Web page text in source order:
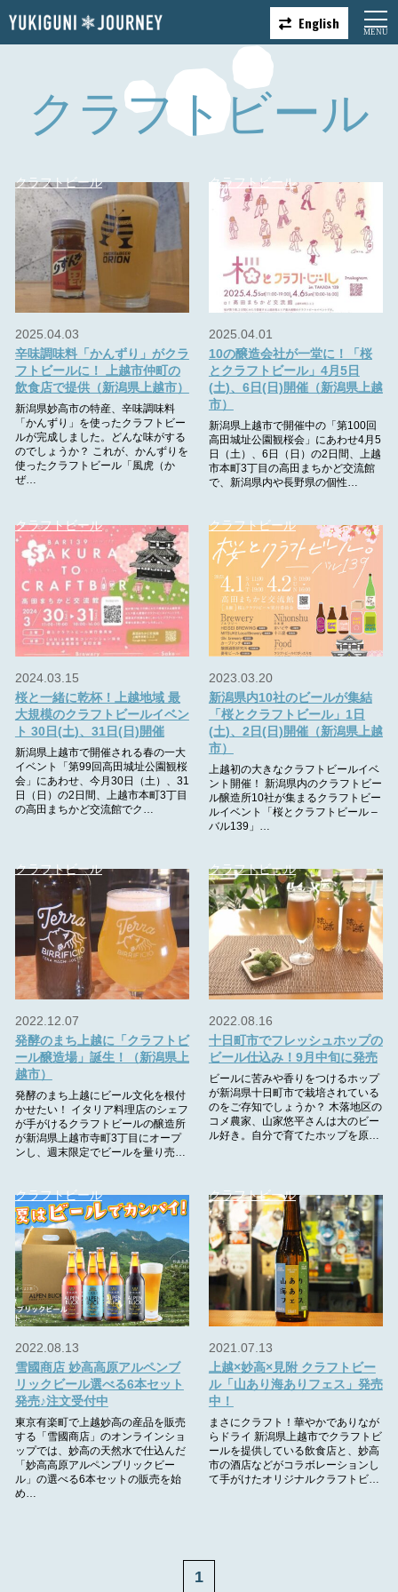
English
クラフトビール
クラフトビール
2025.04.03
辛味調味料「かんずり」がクラ
フトビールに！ 上越市仲町の
飲食店で提供（新潟県上越市）
新潟県妙高市の特産、辛味調味料
「かんずり」を使ったクラフトビー
ルが完成しました。どんな味がする
のでしょうか？ これが、かんずりを
使ったクラフトビール「風虎（か
ぜ…
クラフトビール
2025.04.01
10の醸造会社が一堂に！「桜
とクラフトビール」4月5日
(土)、6日(日)開催（新潟県上越
市）
新潟県上越市で開催中の「第100回
高田城址公園観桜会」にあわせ4月5
日（土）、6日（日）の2日間、上越
市本町3丁目の高田まちかど交流館
で、新潟県内や長野県の個性…
クラフトビール
2024.03.15
桜と一緒に乾杯！上越地域 最
大規模のクラフトビールイベン
ト 30日(土)、31日(日)開催
新潟県上越市で開催される春の一大
イベント「第99回高田城址公園観桜
会」にあわせ、今月30日（土）、31
日（日）の2日間、上越市本町3丁目
の高田まちかど交流館でク…
クラフトビール
2023.03.20
新潟県内10社のビールが集結
「桜とクラフトビール」1日
(土)、2日(日)開催（新潟県上越
市）
上越初の大きなクラフトビールイベ
ント開催！ 新潟県内のクラフトビー
ル醸造所10社が集まるクラフトビー
ルイベント「桜とクラフトビール –
バル139」…
クラフトビール
2022.12.07
発酵のまち上越に「クラフトビ
ール醸造場」誕生！（新潟県上
越市）
発酵のまち上越にビール文化を根付
かせたい！ イタリア料理店のシェフ
が手がけるクラフトビールの醸造所
が新潟県上越市寺町3丁目にオープ
ンし、週末限定でビールを量り売…
クラフトビール
2022.08.16
十日町市でフレッシュホップの
ビール仕込み！9月中旬に発売
ビールに苦みや香りをつけるホップ
が新潟県十日町市で栽培されている
のをご存知でしょうか？ 木落地区の
コメ農家、山家悠平さんは大のビー
ル好き。自分で育てたホップを原…
クラフトビール
2022.08.13
雪國商店 妙高高原アルペンブ
リックビール選べる6本セット
発売♪注文受付中
東京有楽町で上越妙高の産品を販売
する「雪國商店」のオンラインショ
ップでは、妙高の天然水で仕込んだ
「妙高高原アルペンブリックビー
ル」の選べる6本セットの販売を始
め…
クラフトビール
2021.07.13
上越×妙高×見附 クラフトビー
ル「山あり海ありフェス」発売
中！
まさにクラフト！華やかでありなが
らドライ 新潟県上越市でクラフトビ
ールを提供している飲食店と、妙高
市の酒店などがコラボレーションし
て手がけたオリジナルクラフトビ…
1